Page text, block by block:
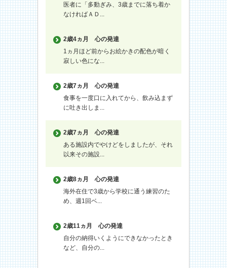
医者に「多動ぎみ、3歳までに落ち着か
なければＡＤ...
2歳4ヵ月
心の発達
1ヵ月ほど前からお絵かきの配色が暗く
寂しい色にな...
2歳7ヵ月
心の発達
食事を一度口に入れてから、飲み込まず
に吐き出しま...
2歳7ヵ月
心の発達
ある施設内でやけどをしましたが、それ
以来その施設...
2歳8ヵ月
心の発達
海外在住で3歳から学校に通う練習のた
め、週1回ベ...
2歳11ヵ月
心の発達
自分の納得いくようにできなかったとき
など、自分の...